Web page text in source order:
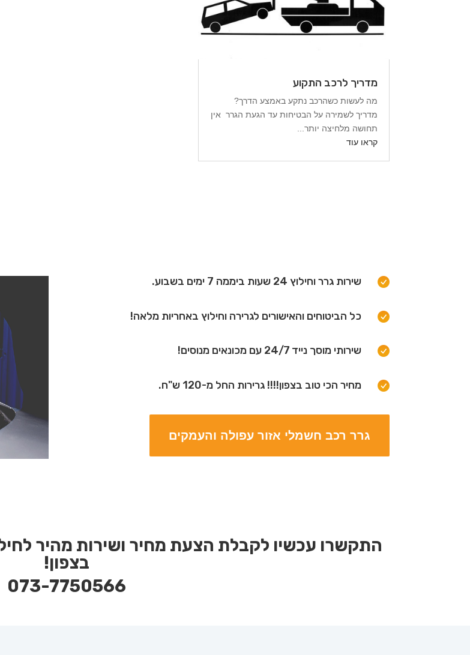
מדריך לרכב התקוע
מה לעשות כשהרכב נתקע באמצע הדרך?
מדריך לשמירה על הבטיחות עד הגעת הגרר אין
תחושה מלחיצה יותר...
קראו עוד
שירות גרר וחילוץ 24 שעות ביממה 7 ימים בשבוע.
כל הביטוחים והאישורים לגרירה וחילוץ באחריות מלאה!
שירותי מוסך נייד 24/7 עם מכונאים מנוסים!
מחיר הכי טוב בצפון!!!! גרירות החל מ-120 ש"ח.
גרר רכב חשמלי אזור עפולה והעמקים
התקשרו עכשיו לקבלת הצעת מחיר ושירות מהיר
בצפון!
073-7750566